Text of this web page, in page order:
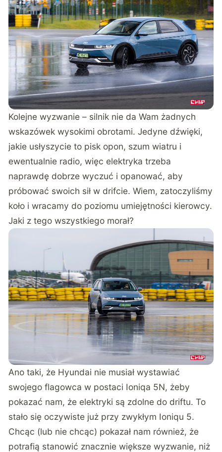
Kolejne wyzwanie – silnik nie da Wam żadnych
wskazówek wysokimi obrotami. Jedyne dźwięki,
jakie usłyszycie to pisk opon, szum wiatru i
ewentualnie radio, więc elektryka trzeba
naprawdę dobrze wyczuć i opanować, aby
próbować swoich sił w drifcie. Wiem, zatoczyliśmy
koło i wracamy do poziomu umiejętności kierowcy.
Jaki z tego wszystkiego morał?
Ano taki, że Hyundai nie musiał wystawiać
swojego flagowcaw postaci Ioniqa 5N, żeby
pokazać nam, że elektryki są zdolne do driftu. To
stało się oczywiste już przy zwykłym Ioniqu 5.
Chcąc (lub nie chcąc) pokazał nam również, że
potrafią stanowić znacznie większe wyzwanie, niż